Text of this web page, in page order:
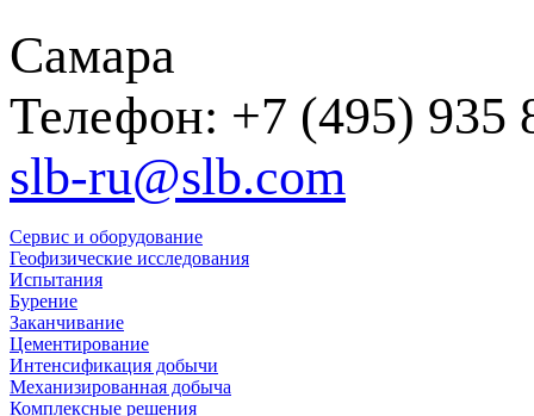
Самара
Телефон: +7 (495) 935
slb-ru@slb.com
Сервис и оборудование
Геофизические исследования
Испытания
Бурение
Заканчивание
Цементирование
Интенсификация добычи
Механизированная добыча
Комплексные решения